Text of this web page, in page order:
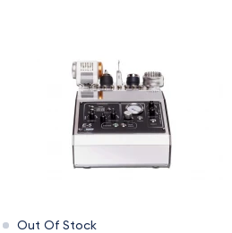
Out Of Stock